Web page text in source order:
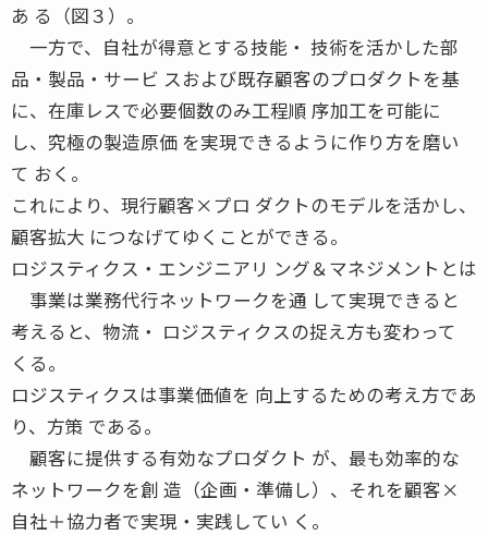
あ る（図３）。
一方で、自社が得意とする技能・ 技術を活かした部
品・製品・サービ スおよび既存顧客のプロダクトを基
に、在庫レスで必要個数のみ工程順 序加工を可能に
し、究極の製造原価 を実現できるように作り方を磨い
て おく。
これにより、現行顧客×プロ ダクトのモデルを活かし、
顧客拡大 につなげてゆくことができる。
ロジスティクス・エンジニアリ ング＆マネジメントとは
事業は業務代行ネットワークを通 して実現できると
考えると、物流・ ロジスティクスの捉え方も変わって
くる。
ロジスティクスは事業価値を 向上するための考え方であ
り、方策 である。
顧客に提供する有効なプロダクト が、最も効率的な
ネットワークを創 造（企画・準備し）、それを顧客×
自社＋協力者で実現・実践してい く。